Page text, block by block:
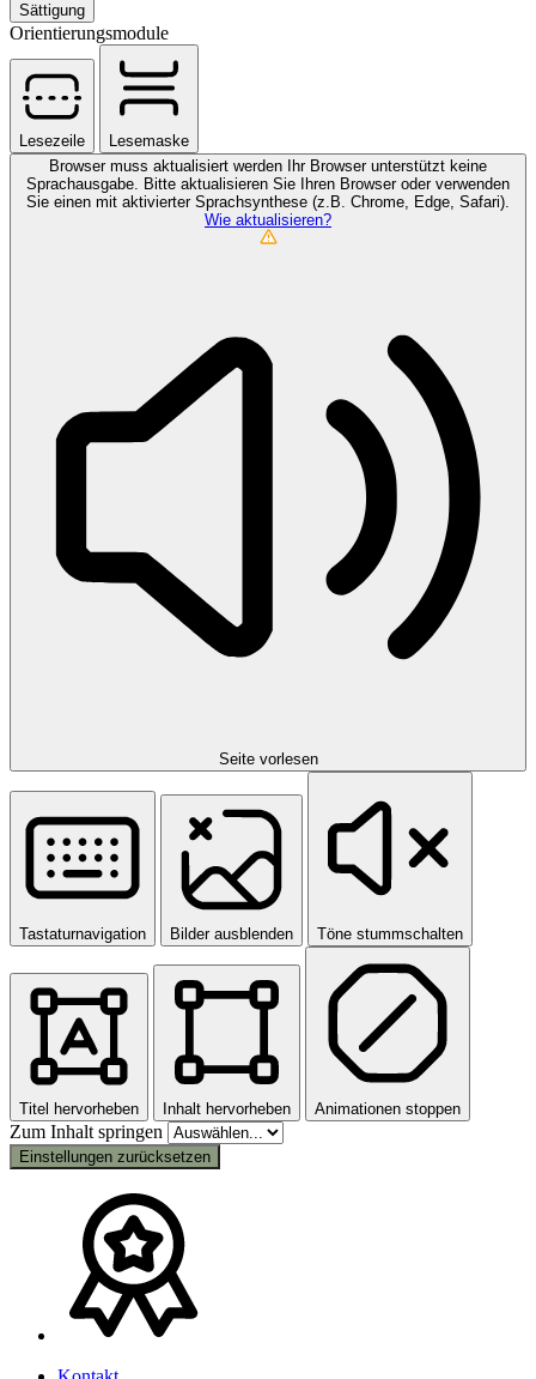
Sättigung
Orientierungsmodule
Lesezeile
Lesemaske
Browser muss aktualisiert werden
Ihr Browser unterstützt keine
Sprachausgabe. Bitte aktualisieren Sie Ihren Browser oder verwenden
Sie einen mit aktivierter Sprachsynthese (z.B. Chrome, Edge, Safari).
Wie aktualisieren?
Seite vorlesen
Tastaturnavigation Bilder ausblenden Töne stummschalten
Titel hervorheben Inhalt hervorheben Animationen stoppen
Zum Inhalt springen
Einstellungen zurücksetzen